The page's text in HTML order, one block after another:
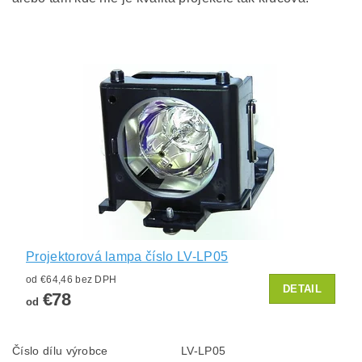
Projektorová lampa číslo LV-LP05
od €64,46 bez DPH
od €78
DETAIL
Číslo dílu výrobce LV-LP05